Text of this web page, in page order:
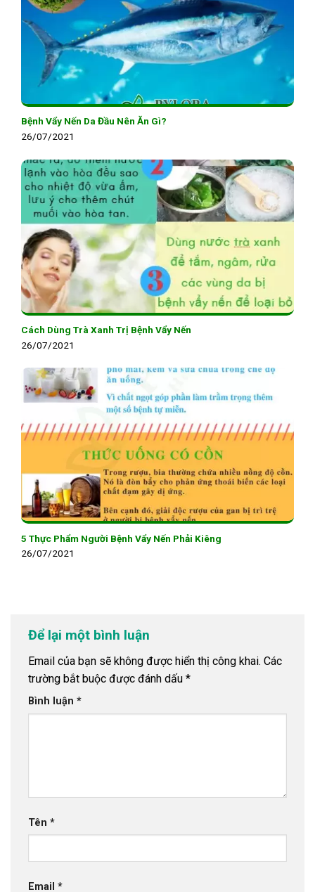
Bệnh Vẩy Nến Da Đầu Nên Ăn Gì?
26/07/2021
Cách Dùng Trà Xanh Trị Bệnh Vẩy Nến
26/07/2021
5 Thực Phẩm Người Bệnh Vẩy Nến Phải Kiêng
26/07/2021
Để lại một bình luận
Email của bạn sẽ không được hiển thị công khai. Các
trường bắt buộc được đánh dấu *
Bình luận *
Tên *
Email *